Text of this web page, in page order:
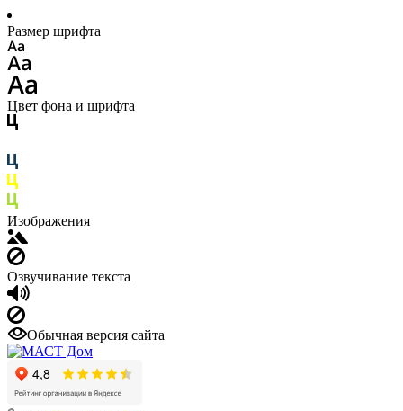
Размер шрифта
Цвет фона и шрифта
Изображения
Озвучивание текста
Обычная версия сайта